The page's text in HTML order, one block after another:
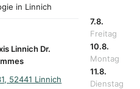
in Linnich
Linnich Dr.
52441 Linnich
7.8.
Freitag
10.8.
Montag
11.8.
Dienstag